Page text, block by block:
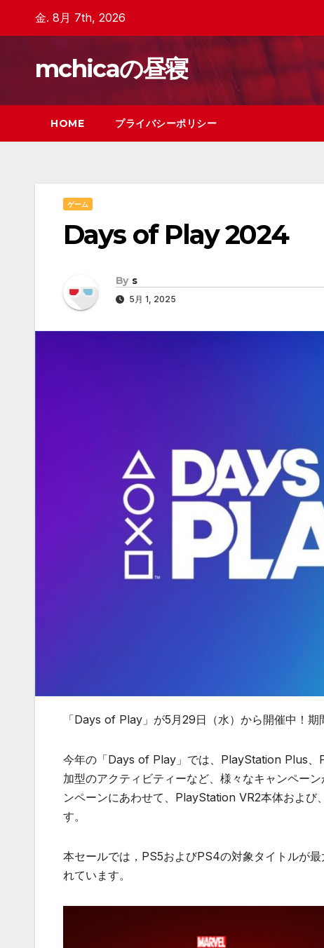
金. 8月 7th, 2026
mchicaの昼寝
HOME プライバシーポリシー
ゲーム
Days of Play 2024
By s
5月 1, 2025
「Days of Play」が5月29日（水）から開催中！
今年の「Days of Play」では、PlayStation Plus
加型のアクティビティーなど、様々なキャンペー
ンペーンにあわせて、PlayStation VR2本体およ
す。
本セールでは，PS5およびPS4の対象タイトルが
れています。